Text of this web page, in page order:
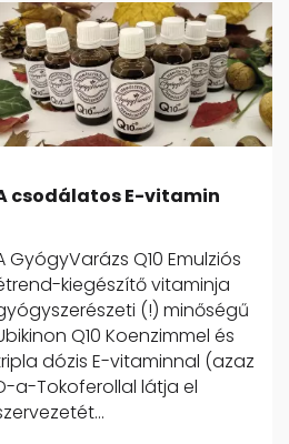
csodálatos E-vitamin
GyógyVarázs Q10 Emulziós
kiegészítő vitaminja
(!) minőségű
Q10 Koenzimmel és
dózis E-vitaminnal (azaz
a-Tokoferollal látja el